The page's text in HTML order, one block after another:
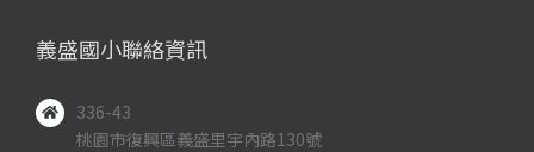
義盛國小聯絡資訊
336-43
桃園市復興區義盛里宇內路130號